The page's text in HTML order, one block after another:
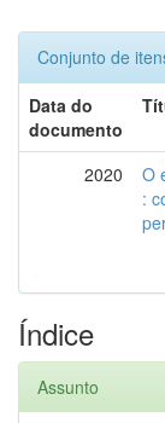
Conjunto de
Data do
documento
2020
O
:
Índice
Assunto